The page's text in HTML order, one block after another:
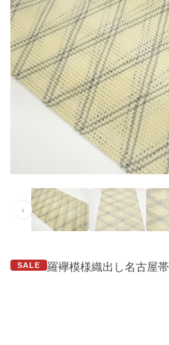
‹
SALE 羅襷模様織出し名古屋帯